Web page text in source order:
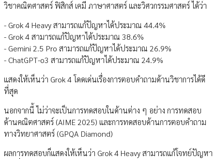
วิชาคณิตศาสตร์ ฟิสิกส์ เคมี ภาษาศาสตร์ และวิศวกรรมศาสตร์ ได้ว่า
- Grok 4 Heavy สามารถแก้ปัญหาได้ประมาณ 44.4%
- Grok 4 สามารถแก้ปัญหาได้ประมาณ 38.6%
- Gemini 2.5 Pro สามารถแก้ปัญหาได้ประมาณ 26.9%
- ChatGPT-o3 สามารถแก้ปัญหาได้ประมาณ 24.9%
แสดงให้เห็นว่า Grok 4 โดดเด่นเรื่องการตอบคำถามด้านวิชาการได้ดี
ที่สุด
นอกจากนี้ ไม่ว่าจะเป็นการทดสอบในด้านต่าง ๆ อย่าง การทดสอบ
ด้านคณิตศาสตร์ (AIME 2025) และการทดสอบด้านการตอบคำถาม
ทางวิทยาศาสตร์ (GPQA Diamond)
ผลการทดสอบก็แสดงให้เห็นว่า Grok 4 Heavy สามารถแก้โจทย์ปัญหา